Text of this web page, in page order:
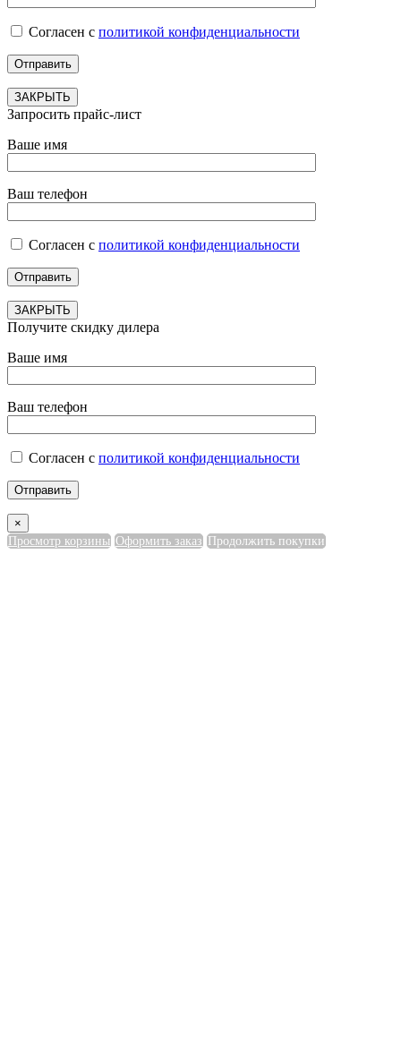
Согласен с политикой конфиденциальности
ЗАКРЫТЬ
Запросить прайс-лист
Ваше имя
Ваш телефон
Согласен с политикой конфиденциальности
ЗАКРЫТЬ
Получите скидку дилера
Ваше имя
Ваш телефон
Согласен с политикой конфиденциальности
×
Просмотр корзины Оформить заказ Продолжить покупки